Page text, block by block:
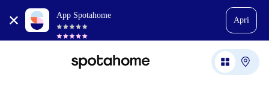
App Spotahome
Apri